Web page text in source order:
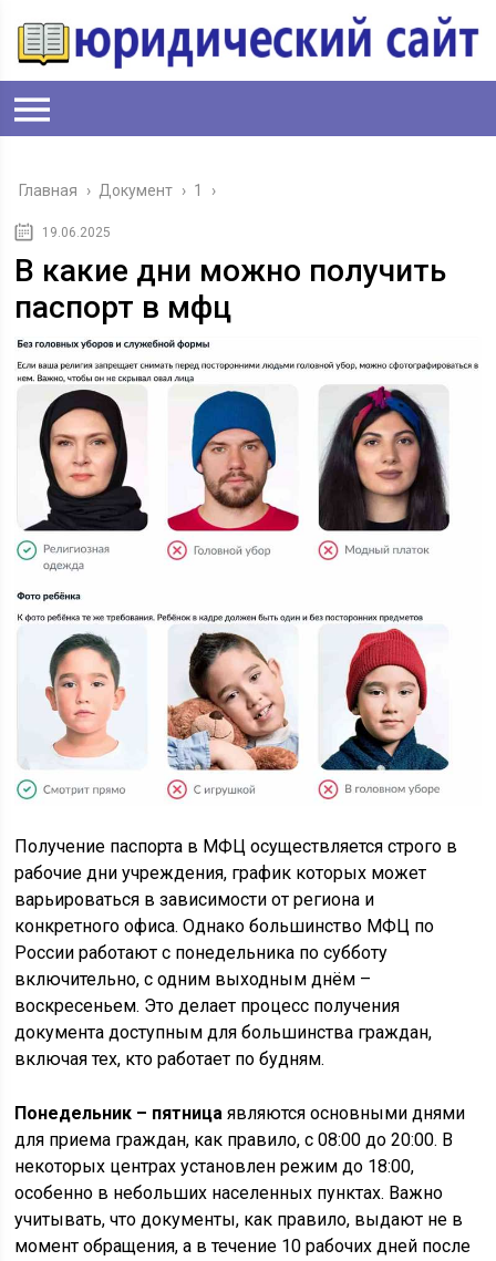
Главная › Документ › 1 ›
19.06.2025
В какие дни можно получить
паспорт в мфц
Получение паспорта в МФЦ осуществляется строго в
рабочие дни учреждения, график которых может
варьироваться в зависимости от региона и
конкретного офиса. Однако большинство МФЦ по
России работают с понедельника по субботу
включительно, с одним выходным днём –
воскресеньем. Это делает процесс получения
документа доступным для большинства граждан,
включая тех, кто работает по будням.
Понедельник – пятница являются основными днями
для приема граждан, как правило, с 08:00 до 20:00. В
некоторых центрах установлен режим до 18:00,
особенно в небольших населенных пунктах. Важно
учитывать, что документы, как правило, выдают не в
момент обращения, а в течение 10 рабочих дней после